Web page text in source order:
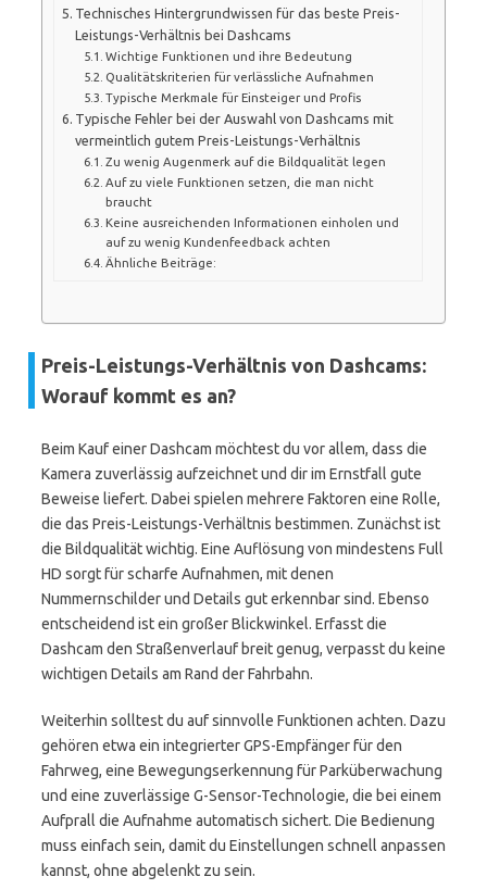
Technisches Hintergrundwissen für das beste Preis-
Leistungs-Verhältnis bei Dashcams
Wichtige Funktionen und ihre Bedeutung
Qualitätskriterien für verlässliche Aufnahmen
Typische Merkmale für Einsteiger und Profis
Typische Fehler bei der Auswahl von Dashcams mit
vermeintlich gutem Preis-Leistungs-Verhältnis
Zu wenig Augenmerk auf die Bildqualität legen
Auf zu viele Funktionen setzen, die man nicht
braucht
Keine ausreichenden Informationen einholen und
auf zu wenig Kundenfeedback achten
Ähnliche Beiträge:
Preis-Leistungs-Verhältnis von Dashcams:
Worauf kommt es an?
Beim Kauf einer Dashcam möchtest du vor allem, dass die
Kamera zuverlässig aufzeichnet und dir im Ernstfall gute
Beweise liefert. Dabei spielen mehrere Faktoren eine Rolle,
die das Preis-Leistungs-Verhältnis bestimmen. Zunächst ist
die Bildqualität wichtig. Eine Auflösung von mindestens Full
HD sorgt für scharfe Aufnahmen, mit denen
Nummernschilder und Details gut erkennbar sind. Ebenso
entscheidend ist ein großer Blickwinkel. Erfasst die
Dashcam den Straßenverlauf breit genug, verpasst du keine
wichtigen Details am Rand der Fahrbahn.
Weiterhin solltest du auf sinnvolle Funktionen achten. Dazu
gehören etwa ein integrierter GPS-Empfänger für den
Fahrweg, eine Bewegungserkennung für Parküberwachung
und eine zuverlässige G-Sensor-Technologie, die bei einem
Aufprall die Aufnahme automatisch sichert. Die Bedienung
muss einfach sein, damit du Einstellungen schnell anpassen
kannst, ohne abgelenkt zu sein.